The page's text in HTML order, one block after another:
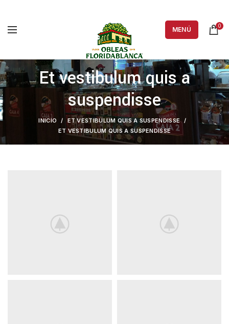
MENÚ 0
Et vestibulum quis a
suspendisse
INICIO
ET VESTIBULUM QUIS A SUSPENDISSE
ET VESTIBULUM QUIS A SUSPENDISSE